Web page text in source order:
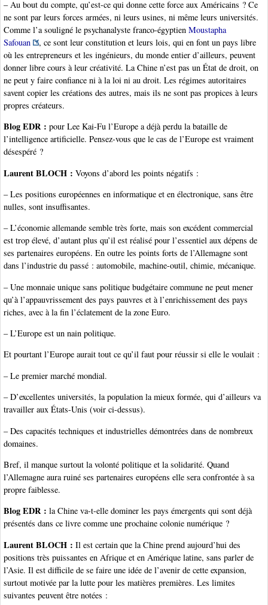
– Au bout du compte, qu’est-ce qui donne cette force aux Américains ? Ce
ne sont par leurs forces armées, ni leurs usines, ni même leurs universités.
Comme l’a souligné le psychanalyste franco-égyptien Moustapha
Safouan
, ce sont leur constitution et leurs lois, qui en font un pays libre
où les entrepreneurs et les ingénieurs, du monde entier d’ailleurs, peuvent
donner libre cours à leur créativité. La Chine n’est pas un État de droit, on
ne peut y faire confiance ni à la loi ni au droit. Les régimes autoritaires
savent copier les créations des autres, mais ils ne sont pas propices à leurs
propres créateurs.
Blog EDR : pour Lee Kai-Fu l’Europe a déjà perdu la bataille de
l’intelligence artificielle. Pensez-vous que le cas de l’Europe est vraiment
désespéré ?
Laurent BLOCH : Voyons d’abord les points négatifs :
– Les positions européennes en informatique et en électronique, sans être
nulles, sont insuffisantes.
– L’économie allemande semble très forte, mais son excédent commercial
est trop élevé, d’autant plus qu’il est réalisé pour l’essentiel aux dépens de
ses partenaires européens. En outre les points forts de l’Allemagne sont
dans l’industrie du passé : automobile, machine-outil, chimie, mécanique.
– Une monnaie unique sans politique budgétaire commune ne peut mener
qu’à l’appauvrissement des pays pauvres et à l’enrichissement des pays
riches, avec à la fin l’éclatement de la zone Euro.
– L’Europe est un nain politique.
Et pourtant l’Europe aurait tout ce qu’il faut pour réussir si elle le voulait :
– Le premier marché mondial.
– D’excellentes universités, la population la mieux formée, qui d’ailleurs va
travailler aux États-Unis (voir ci-dessus).
– Des capacités techniques et industrielles démontrées dans de nombreux
domaines.
Bref, il manque surtout la volonté politique et la solidarité. Quand
l’Allemagne aura ruiné ses partenaires européens elle sera confrontée à sa
propre faiblesse.
Blog EDR : la Chine va-t-elle dominer les pays émergents qui sont déjà
présentés dans ce livre comme une prochaine colonie numérique ?
Laurent BLOCH : Il est certain que la Chine prend aujourd’hui des
positions très puissantes en Afrique et en Amérique latine, sans parler de
l’Asie. Il est difficile de se faire une idée de l’avenir de cette expansion,
surtout motivée par la lutte pour les matières premières. Les limites
suivantes peuvent être notées :